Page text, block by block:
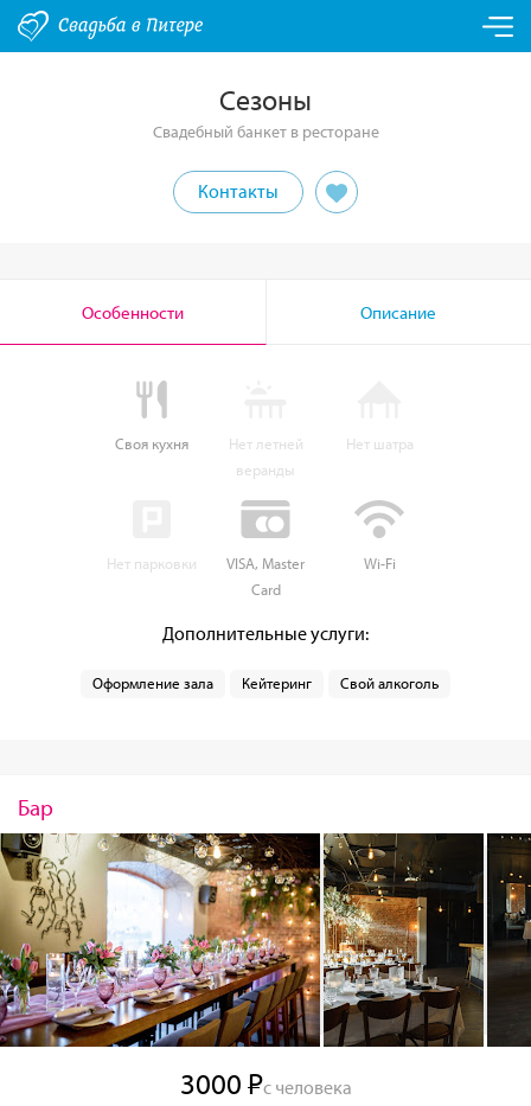
Сезоны
Свадебный банкет в ресторане
Контакты
Особенности Описание
Своя кухня
Нет летней
веранды
Нет шатра
Нет парковки
VISA, Master
Card
Wi-Fi
Дополнительные услуги:
Оформление зала Кейтеринг Свой алкоголь
Бар
3000 с человека